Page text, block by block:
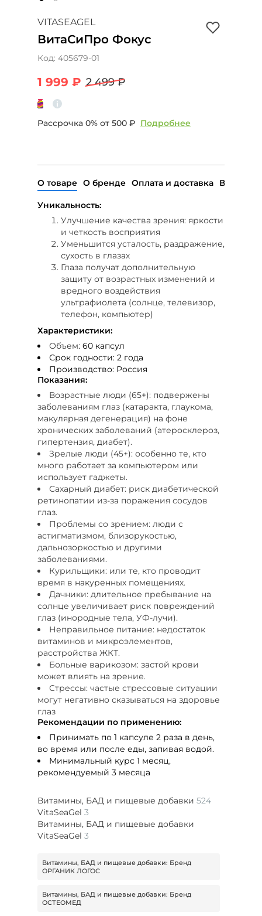
VITASEAGEL
ВитаСиПро Фокус
Код: 405679-01
1 999 ₽ 2 499 ₽
Рассрочка 0% от 500 ₽ Подробнее
О товаре О бренде Оплата и доставка Возврат
Уникальность:
Улучшение качества зрения: яркости
и четкость восприятия
Уменьшится усталость, раздражение,
сухость в глазах
Глаза получат дополнительную
защиту от возрастных изменений и
вредного воздействия
ультрафиолета (солнце, телевизор,
телефон, компьютер)
Характеристики:
Объем: 60 капсул
Срок годности: 2 года
Производство: Россия
Показания:
Возрастные люди (65+): подвержены
заболеваниям глаз (катаракта, глаукома,
макулярная дегенерация) на фоне
хронических заболеваний (атеросклероз,
гипертензия, диабет).
Зрелые люди (45+): особенно те, кто
много работает за компьютером или
использует гаджеты.
Сахарный диабет: риск диабетической
ретинопатии из-за поражения сосудов
глаз.
Проблемы со зрением: люди с
астигматизмом, близорукостью,
дальнозоркостью и другими
заболеваниями.
Курильщики: или те, кто проводит
время в накуренных помещениях.
Дачники: длительное пребывание на
солнце увеличивает риск повреждений
глаз (инородные тела, УФ-лучи).
Неправильное питание: недостаток
витаминов и микроэлементов,
расстройства ЖКТ.
Больные варикозом: застой крови
может влиять на зрение.
Стрессы: частые стрессовые ситуации
могут негативно сказываться на здоровье
глаз
Рекомендации по применению:
Принимать по 1 капсуле 2 раза в день,
во время или после еды, запивая водой.
Минимальный курс 1 месяц,
рекомендуемый 3 месяца
Витамины, БАД и пищевые добавки 524
VitaSeaGel 3
Витамины, БАД и пищевые добавки
VitaSeaGel 3
Витамины, БАД и пищевые добавки: Бренд
ОРГАНИК ЛОГОС
Витамины, БАД и пищевые добавки: Бренд
ОСТЕОМЕД